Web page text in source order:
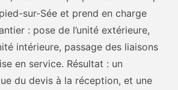
sur-Sée et prend en charge
: pose de l’unité extérieure,
intérieure, passage des liaisons
en service. Résultat : un
du devis à la réception, et une